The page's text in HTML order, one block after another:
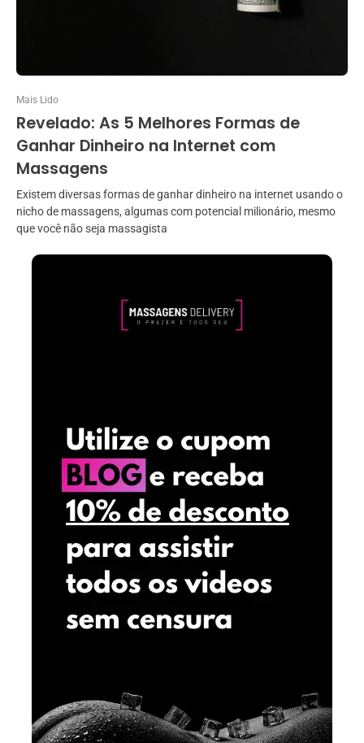
Mais Lido
Revelado: As 5 Melhores Formas de
Ganhar Dinheiro na Internet com
Massagens
Existem diversas formas de ganhar dinheiro na internet usando o
nicho de massagens, algumas com potencial milionário, mesmo
que você não seja massagista